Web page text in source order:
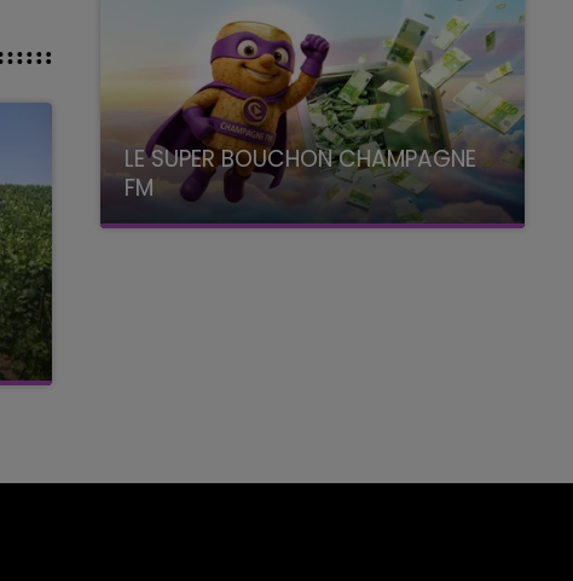
LE SUPER BOUCHON CHAMPAGNE
FM
avec La Famille Champagne FM, à 8H10